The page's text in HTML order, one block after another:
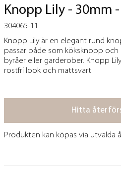
Knopp Lily - 30mm
304065-11
Knopp Lily är en elegant rund
passar både som köksknopp
byråer eller garderober. Knopp
rostfri look och mattsvart.
Hitta
Produkten kan köpas via utvalda